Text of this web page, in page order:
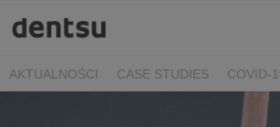
AKTUALNOŚCI CASE STUDIES COVID-